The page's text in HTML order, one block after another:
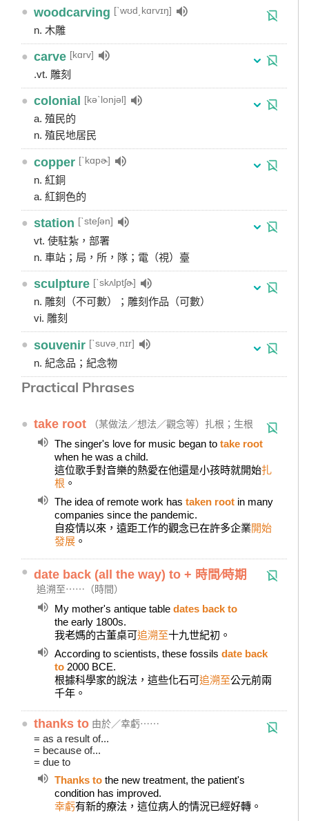
● woodcarving [ˋwʊd͵kɑrvɪŋ]
n. 木雕
● carve [kɑrv]
.vt. 雕刻
● colonial [kəˋlonjəl]
a. 殖民的
n. 殖民地居民
● copper [ˋkɑpɚ]
n. 紅銅
a. 紅銅色的
● station [ˋsteʃən]
vt. 使駐紮，部署
n. 車站；局，所，隊；電（視）臺
● sculpture [ˋskʌlptʃɚ]
n. 雕刻（不可數）；雕刻作品（可數）
vi. 雕刻
● souvenir [ˋsuvə͵nɪr]
n. 紀念品；紀念物
Practical Phrases
● take root （某做法／想法／觀念等）扎根；生根
The singer's love for music began to take root
when he was a child.
這位歌手對音樂的熱愛在他還是小孩時就開始扎
根 。
The idea of remote work has taken root in many
companies since the pandemic.
自疫情以來，遠距工作的觀念已在許多企業開始
發展 。
● date back (all the way) to + 時間∕時期
追溯至⋯⋯（時間）
My mother's antique table dates back to
the early 1800s.
我老媽的古董桌可追溯至十九世紀初。
According to scientists, these fossils date back
to 2000 BCE.
根據科學家的說法，這些化石可追溯至公元前兩
千年。
● thanks to 由於／幸虧⋯⋯
= as a result of...
= because of...
= due to
Thanks to the new treatment, the patient's
condition has improved.
幸虧有新的療法，這位病人的情況已經好轉。